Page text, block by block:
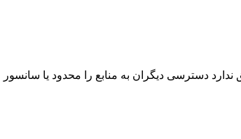
دسترسی دیگران به منابع را محدود یا سانسور